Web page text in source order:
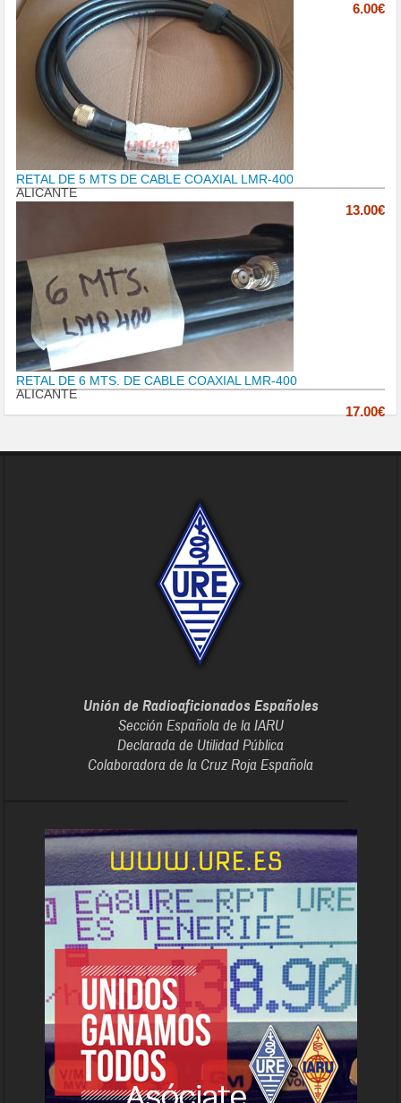
6.00€
RETAL DE 5 MTS DE CABLE COAXIAL LMR-400
ALICANTE
13.00€
RETAL DE 6 MTS. DE CABLE COAXIAL LMR-400
ALICANTE
17.00€
Unión de Radioaficionados Españoles
Sección Española de la IARU
Declarada de Utilidad Pública
Colaboradora de la Cruz Roja Española